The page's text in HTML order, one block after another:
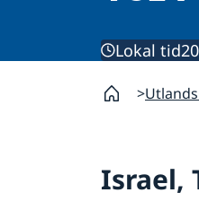
Lokal tid
Israel,